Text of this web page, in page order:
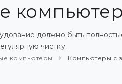
должно быть
чистку.
компьютеры Компьютеры с